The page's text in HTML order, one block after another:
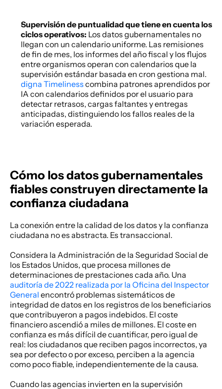
Supervisión de puntualidad que tiene en cuenta los
ciclos operativos: Los datos gubernamentales no
llegan con un calendario uniforme. Las remisiones
de fin de mes, los informes del año fiscal y los flujos
entre organismos operan con calendarios que la
supervisión estándar basada en cron gestiona mal.
digna Timeliness combina patrones aprendidos por
IA con calendarios definidos por el usuario para
detectar retrasos, cargas faltantes y entregas
anticipadas, distinguiendo los fallos reales de la
variación esperada.
Cómo los datos gubernamentales
fiables construyen directamente la
confianza ciudadana
La conexión entre la calidad de los datos y la confianza
ciudadana no es abstracta. Es transaccional.
Considera la Administración de la Seguridad Social de
los Estados Unidos, que procesa millones de
determinaciones de prestaciones cada año. Una
auditoría de 2022 realizada por la Oficina del Inspector
General encontró problemas sistemáticos de
integridad de datos en los registros de los beneficiarios
que contribuyeron a pagos indebidos. El coste
financiero ascendió a miles de millones. El coste en
confianza es más difícil de cuantificar, pero igual de
real: los ciudadanos que reciben pagos incorrectos, ya
sea por defecto o por exceso, perciben a la agencia
como poco fiable, independientemente de la causa.
Cuando las agencias invierten en la supervisión